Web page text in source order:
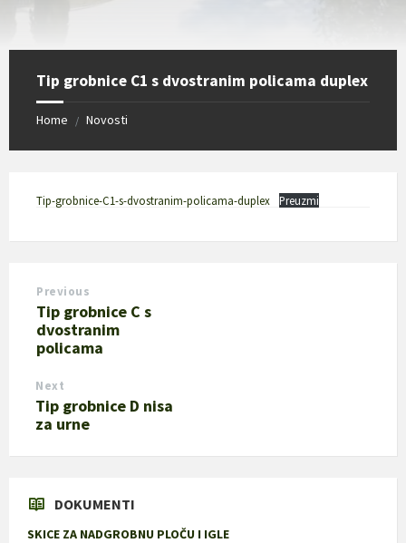
Tip grobnice C1 s dvostranim policama duplex
Home / Novosti
Tip-grobnice-C1-s-dvostranim-policama-duplex Preuzmi
Previous
Tip grobnice C s
dvostranim
policama
Next
Tip grobnice D nisa
za urne
DOKUMENTI
SKICE ZA NADGROBNU PLOČU I IGLE